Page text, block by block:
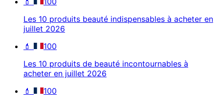
Les 10 produits beauté indispensables à acheter en
juillet 2026
💄
100
Les 10 produits de beauté incontournables à
acheter en juillet 2026
💄
100